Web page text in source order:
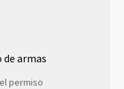
armas
permiso